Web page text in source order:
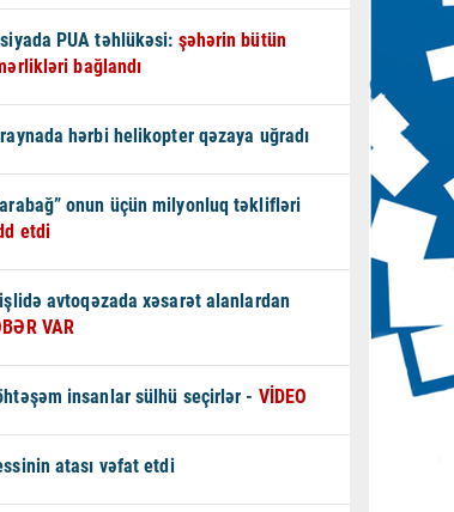
PUA təhlükəsi: şəhərin bütün
bağlandı
hərbi helikopter qəzaya uğradı
onun üçün milyonluq təklifləri
etdi
avtoqəzada xəsarət alanlardan
VAR
insanlar sülhü seçirlər - VİDEO
atası vəfat etdi